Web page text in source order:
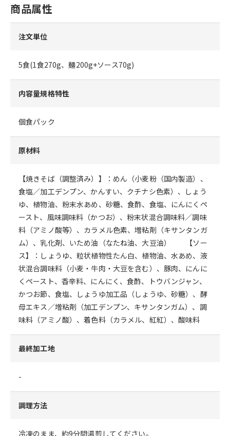
商品属性
注文単位
5食(1食270g、麺200g+ソース70g)
内容量規格特性
個食パック
原材料
【焼きそば（調整済み）】：めん（小麦粉（国内製造）、
食塩／加工デンプン、かんすい、クチナシ色素）、しょう
ゆ、植物油、粉末水あめ、砂糖、食酢、食塩、にんにくペ
ースト、風味調味料（かつお）、粉末状混合調味料／調味
料（アミノ酸等）、カラメル色素、増粘剤（キサンタンガ
ム）、乳化剤、いため油（なたね油、大豆油） 【ソー
ス】：しょうゆ、粒状植物性たん白、植物油、水あめ、液
状混合調味料（小麦・牛肉・大豆を含む）、豚肉、にんに
くペースト、香辛料、にんにく、食酢、トウバンジャン、
かつお節、食塩、しょうゆ加工品（しょうゆ、砂糖）、酵
母エキス／増粘剤（加工デンプン、キサンタンガム）、調
味料（アミノ酸）、着色料（カラメル、紅紅）、酸味料
最終加工地
-
調理方法
冷凍のまま、約9分間湯煎してください。